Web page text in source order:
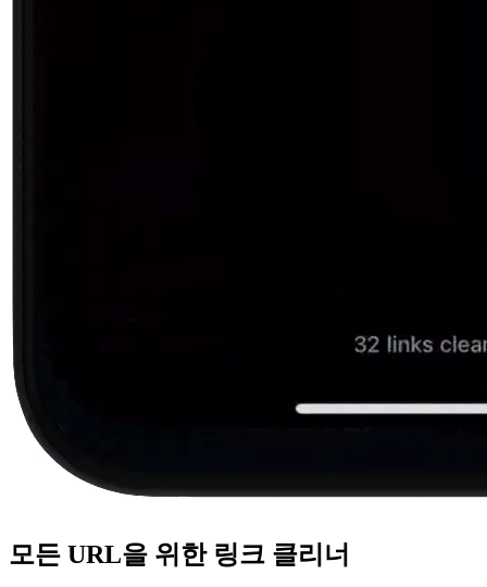
모든 URL을 위한 링크 클리너